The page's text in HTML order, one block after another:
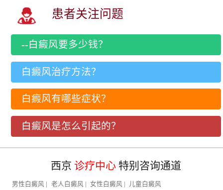
患者关注问题
--白癜风要多少钱？
白癜风治疗方法？
白癜风有哪些症状？
白癜风是怎么引起的？
西京 诊疗中心 特别咨询通道
男性白癜风 | 老人白癜风 | 女性白癜风 | 儿童白癜风